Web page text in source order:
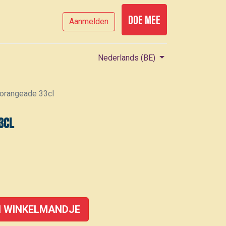
Aanmelden Doe mee
Nederlands (BE)
33cl
WINKELMANDJE